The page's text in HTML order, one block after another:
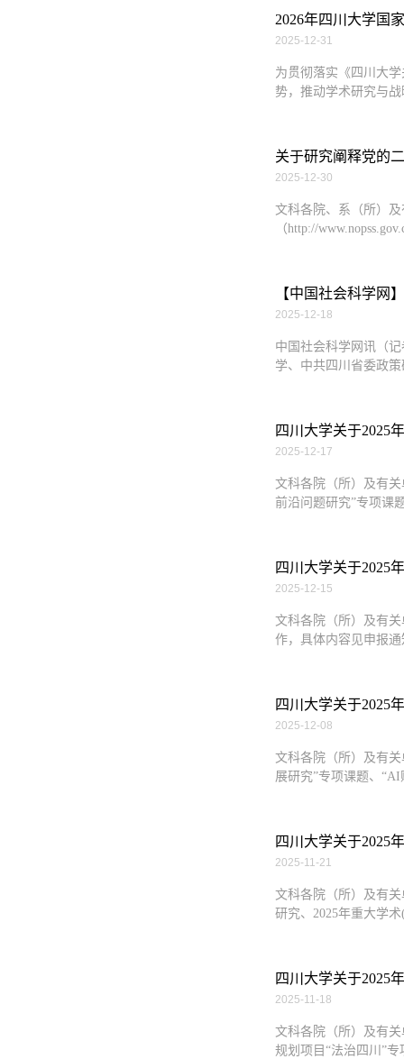
2026年四川大学国
2025-12-31
为贯彻落实《四川大
势，推动学术研究与
关于研究阐释党的
2025-12-30
文科各院、系（所）
（http://
【中国社会科学网
2025-12-18
中国社会科学网讯（
学、中共四川省委政
四川大学关于2025
2025-12-17
文科各院（所）及有
前沿问题研究”专项课
四川大学关于2025
2025-12-15
文科各院（所）及有
作，具体内容见申报通
四川大学关于2025
2025-12-08
文科各院（所）及有
展研究”专项课题、
四川大学关于2025
2025-11-21
文科各院（所）及有
研究、2025年重大学
四川大学关于2025
2025-11-18
文科各院（所）及有
规划项目“法治四川”